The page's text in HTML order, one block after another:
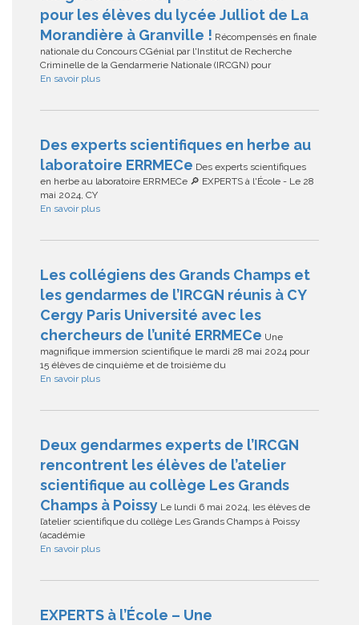
pour les élèves du lycée Julliot de La
Morandière à Granville ! Récompensés en finale
nationale du Concours CGénial par l'Institut de Recherche
Criminelle de la Gendarmerie Nationale (IRCGN) pour
En savoir plus
Des experts scientifiques en herbe au
laboratoire ERRMECe Des experts scientifiques
en herbe au laboratoire ERRMECe 🔎 EXPERTS à l'École - Le 28
mai 2024, CY
En savoir plus
Les collégiens des Grands Champs et
les gendarmes de l’IRCGN réunis à CY
Cergy Paris Université avec les
chercheurs de l’unité ERRMECe Une
magnifique immersion scientifique le mardi 28 mai 2024 pour
15 élèves de cinquième et de troisième du
En savoir plus
Deux gendarmes experts de l’IRCGN
rencontrent les élèves de l’atelier
scientifique au collège Les Grands
Champs à Poissy Le lundi 6 mai 2024, les élèves de
l’atelier scientifique du collège Les Grands Champs à Poissy
(académie
En savoir plus
EXPERTS à l’École – Une